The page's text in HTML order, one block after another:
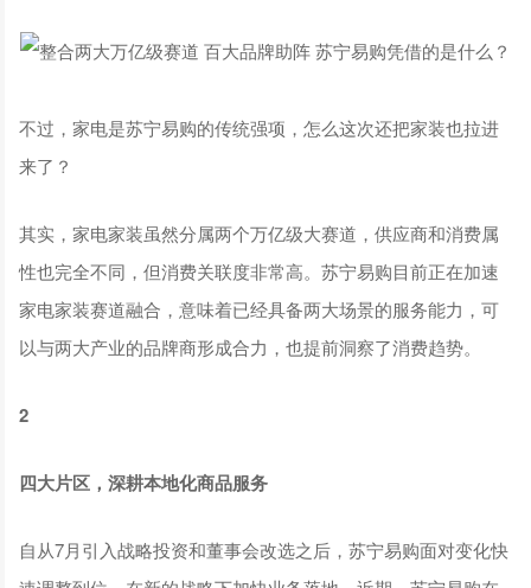
不过，家电是苏宁易购的传统强项，怎么这次还把家装也拉进
来了？
其实，家电家装虽然分属两个万亿级大赛道，供应商和消费属
性也完全不同，但消费关联度非常高。苏宁易购目前正在加速
家电家装赛道融合，意味着已经具备两大场景的服务能力，可
以与两大产业的品牌商形成合力，也提前洞察了消费趋势。
2
四大片区，深耕本地化商品服务
自从7月引入战略投资和董事会改选之后，苏宁易购面对变化快